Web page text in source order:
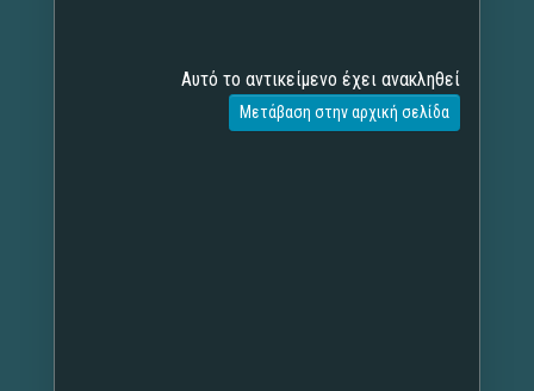
Αυτό το αντικείμενο έχει ανακληθεί
Μετάβαση στην αρχική σελίδα